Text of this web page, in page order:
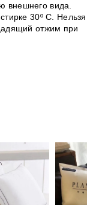
внешнего вида.
30º C. Нельзя
отжим при